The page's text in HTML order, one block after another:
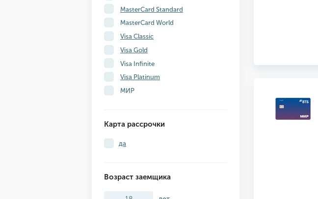
MasterCard Standard
MasterCard World
Visa Classic
Visa Gold
Visa Infinite
Visa Platinum
МИР
Карта рассрочки
да
Возраст заемщика